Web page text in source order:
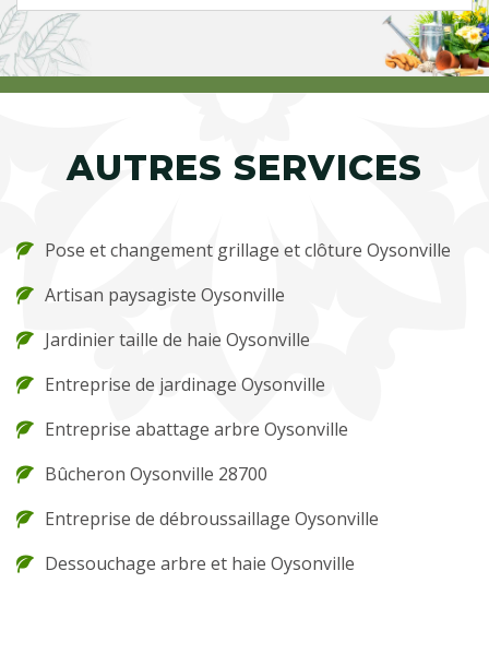
AUTRES SERVICES
Pose et changement grillage et clôture Oysonville
Artisan paysagiste Oysonville
Jardinier taille de haie Oysonville
Entreprise de jardinage Oysonville
Entreprise abattage arbre Oysonville
Bûcheron Oysonville 28700
Entreprise de débroussaillage Oysonville
Dessouchage arbre et haie Oysonville